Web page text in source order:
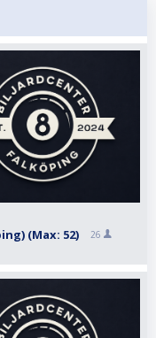
(Max: 52) 26